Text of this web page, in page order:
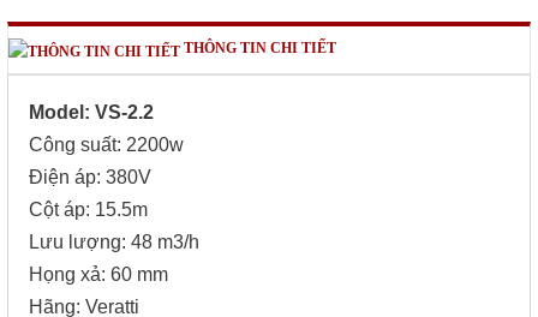
THÔNG TIN CHI TIẾT
Model: VS-2.2
Công suất: 2200w
Điện áp: 380V
Cột áp: 15.5m
Lưu lượng: 48 m3/h
Họng xả: 60 mm
Hãng: Veratti